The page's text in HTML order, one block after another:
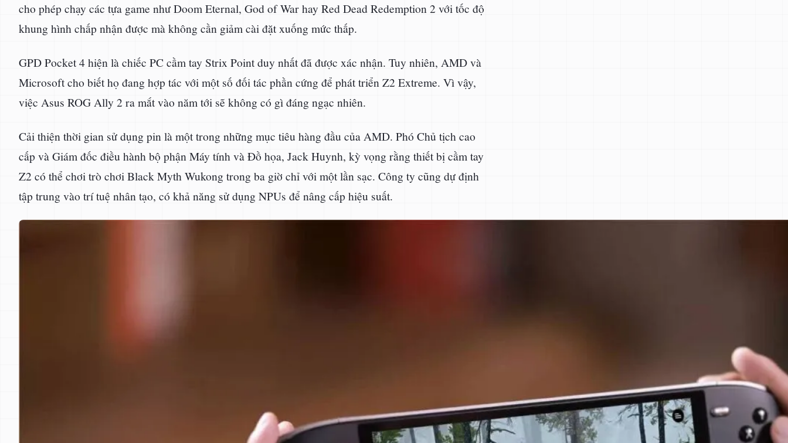
cho phép chạy các tựa game như Doom Eternal, God of War hay Red Dead Redemption 2 với tốc độ
khung hình chấp nhận được mà không cần giảm cài đặt xuống mức thấp.
GPD Pocket 4 hiện là chiếc PC cầm tay Strix Point duy nhất đã được xác nhận. Tuy nhiên, AMD và
Microsoft cho biết họ đang hợp tác với một số đối tác phần cứng để phát triển Z2 Extreme. Vì vậy,
việc Asus ROG Ally 2 ra mắt vào năm tới sẽ không có gì đáng ngạc nhiên.
Cải thiện thời gian sử dụng pin là một trong những mục tiêu hàng đầu của AMD. Phó Chủ tịch cao
cấp và Giám đốc điều hành bộ phận Máy tính và Đồ họa, Jack Huynh, kỳ vọng rằng thiết bị cầm tay
Z2 có thể chơi trò chơi Black Myth Wukong trong ba giờ chỉ với một lần sạc. Công ty cũng dự định
tập trung vào trí tuệ nhân tạo, có khả năng sử dụng NPUs để nâng cấp hiệu suất.